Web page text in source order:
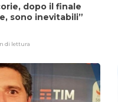
dopo il finale
sono inevitabili”
di lettura